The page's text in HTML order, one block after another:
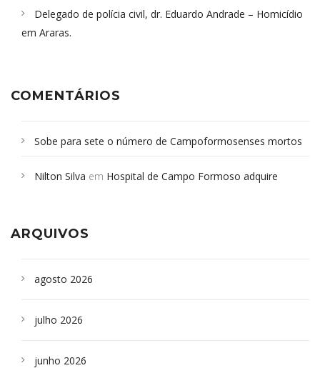
Delegado de polícia civil, dr. Eduardo Andrade – Homicídio
em Araras.
COMENTÁRIOS
Sobe para sete o número de Campoformosenses mortos
Campoformosenses que morreram em desabamentos são
Nilton Silva em Hospital de Campo Formoso adquire
ARQUIVOS
agosto 2026
julho 2026
junho 2026